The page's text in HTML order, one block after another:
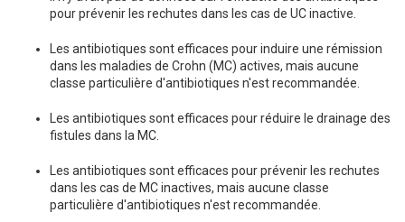
pour prévenir les rechutes dans les cas de UC inactive.
Les antibiotiques sont efficaces pour induire une rémission
dans les maladies de Crohn (MC) actives, mais aucune
classe particulière d'antibiotiques n'est recommandée.
Les antibiotiques sont efficaces pour réduire le drainage des
fistules dans la MC.
Les antibiotiques sont efficaces pour prévenir les rechutes
dans les cas de MC inactives, mais aucune classe
particulière d'antibiotiques n'est recommandée.